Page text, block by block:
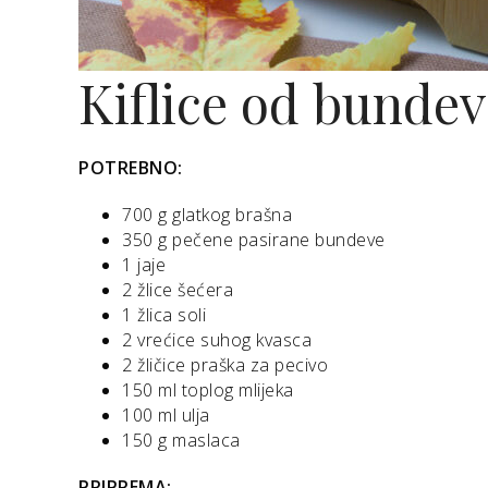
Kiflice od
POTREBNO:
700 g glatkog brašna
350 g pečene pasirane bundeve
1 jaje
2 žlice šećera
1 žlica soli
2 vrećice suhog kvasca
2 žličice praška za pecivo
150 ml toplog mlijeka
100 ml ulja
150 g maslaca